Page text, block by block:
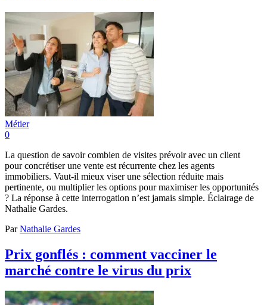
Métier
0
La question de savoir combien de visites prévoir avec un client
pour concrétiser une vente est récurrente chez les agents
immobiliers. Vaut-il mieux viser une sélection réduite mais
pertinente, ou multiplier les options pour maximiser les opportunités
? La réponse à cette interrogation n’est jamais simple. Éclairage de
Nathalie Gardes.
ParNathalie Gardes
Prix gonflés : comment vacciner le
marché contre le virus du prix